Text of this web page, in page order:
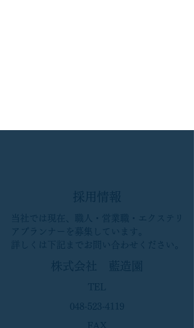
採用情報
当社では現在、職人・営業職・エクステリ
アプランナーを募集しています。
詳しくは下記までお問い合わせください。
​株式会社 藍造園
TEL
​048-523-4119
​FAX